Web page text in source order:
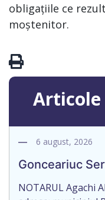
obligațiile ce
moștenitor.
Articole
6 august, 2026
Gonceariuc
NOTARUL Agachi